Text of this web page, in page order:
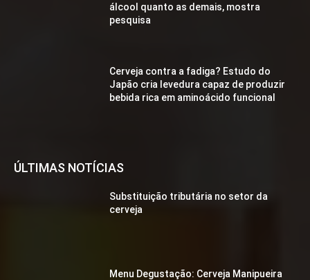
álcool quanto as demais, mostra
pesquisa
Cerveja contra a fadiga? Estudo do
Japão cria levedura capaz de produzir
bebida rica em aminoácido funcional
ÚLTIMAS NOTÍCIAS
Substituição tributária no setor da
cerveja
Menu Degustação: Cerveja Manipueira